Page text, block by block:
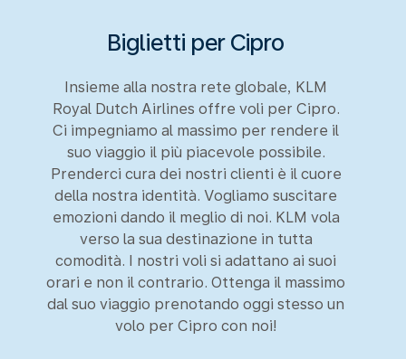
Biglietti per Cipro
Insieme alla nostra rete globale, KLM
Royal Dutch Airlines offre voli per Cipro.
Ci impegniamo al massimo per rendere il
suo viaggio il più piacevole possibile.
Prenderci cura dei nostri clienti è il cuore
della nostra identità. Vogliamo suscitare
emozioni dando il meglio di noi. KLM vola
verso la sua destinazione in tutta
comodità. I nostri voli si adattano ai suoi
orari e non il contrario. Ottenga il massimo
dal suo viaggio prenotando oggi stesso un
volo per Cipro con noi!